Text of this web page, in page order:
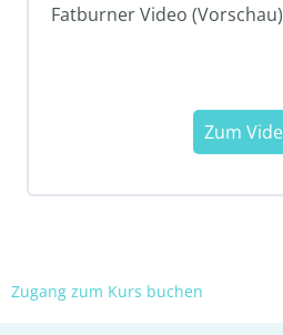
Fatburner Video (Vorschau)
Zugang zum Kurs buchen